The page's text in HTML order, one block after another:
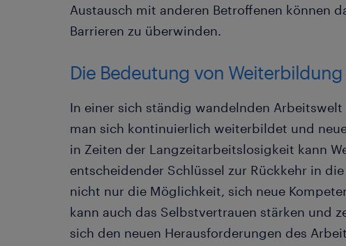
Austausch mit anderen Betroffenen können
Barrieren zu überwinden.
Die Bedeutung von
In einer sich ständig wandelnden
man sich kontinuierlich weiterbildet und
in Zeiten der Langzeitarbeitslosigkeit kann
entscheidender Schlüssel zur Rückkehr in
nicht nur die Möglichkeit, sich neue
kann auch das Selbstvertrauen stärken und
sich den neuen Herausforderungen des